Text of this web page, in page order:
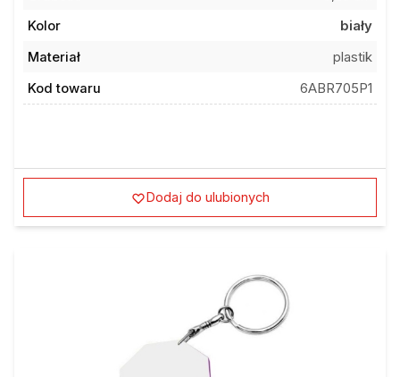
Kolor
biały
Materiał
plastik
Kod towaru
6ABR705P1
Dodaj do ulubionych